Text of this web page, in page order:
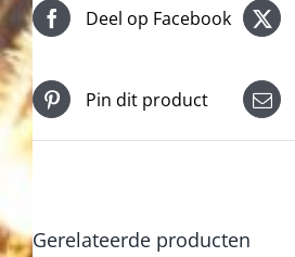
Deel op Facebook
Pin dit product
Gerelateerde producten